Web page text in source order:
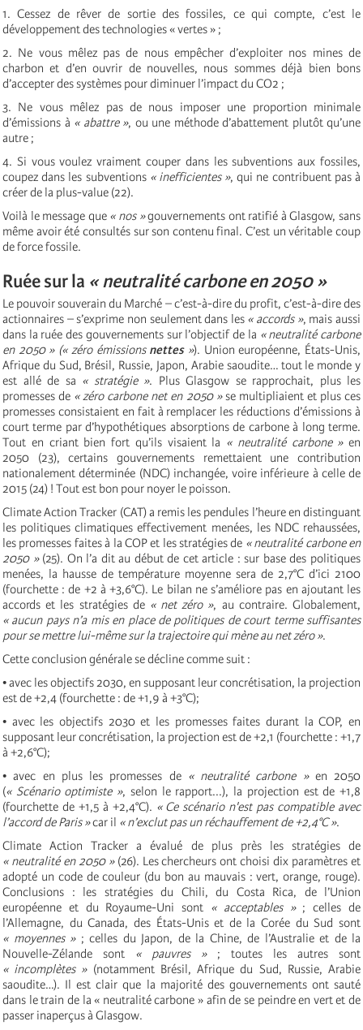
1. Cessez de rêver de sortie des fossiles, ce qui compte, c’est le
développement des technologies « vertes » ;
2. Ne vous mêlez pas de nous empêcher d’exploiter nos mines de
charbon et d’en ouvrir de nouvelles, nous sommes déjà bien bons
d’accepter des systèmes pour diminuer l’impact du CO2 ;
3. Ne vous mêlez pas de nous imposer une proportion minimale
d’émissions à « abattre », ou une méthode d’abattement plutôt qu’une
autre ;
4. Si vous voulez vraiment couper dans les subventions aux fossiles,
coupez dans les subventions« inefficientes », qui ne contribuent pas à
créer de la plus-value (22).
Voilà le message que « nos »gouvernements ont ratifié à Glasgow, sans
même avoir été consultés sur son contenu final. C’est un véritable coup
de force fossile.
Ruée sur la « neutralité carbone en 2050 »
Le pouvoir souverain du Marché – c’est-à-dire du profit, c’est-à-dire des
actionnaires – s’exprime non seulement dans les « accords », mais aussi
dans la ruée des gouvernements sur l’objectif de la « neutralité carbone
en 2050 » (« zéro émissions nettes »). Union européenne, États-Unis,
Afrique du Sud, Brésil, Russie, Japon, Arabie saoudite… tout le monde y
est allé de sa « stratégie ». Plus Glasgow se rapprochait, plus les
promesses de « zéro carbone net en 2050 »se multipliaient et plus ces
promesses consistaient en fait à remplacer les réductions d’émissions à
court terme par d’hypothétiques absorptions de carbone à long terme.
Tout en criant bien fort qu’ils visaient la « neutralité carbone »en
2050 (23), certains gouvernements remettaient une contribution
nationalement déterminée (NDC) inchangée, voire inférieure à celle de
2015 (24) ! Tout est bon pour noyer le poisson.
Climate Action Tracker (CAT) a remis les pendules l’heure en distinguant
les politiques climatiques effectivement menées, les NDC rehaussées,
les promesses faites à la COP et les stratégies de « neutralité carbone en
2050 » (25). On l’a dit au début de cet article : sur base des politiques
menées, la hausse de température moyenne sera de 2,7°C d’ici 2100
(fourchette : de +2 à +3,6°C). Le bilan ne s’améliore pas en ajoutant les
accords et les stratégies de « net zéro », au contraire. Globalement,
« aucun pays n’a mis en place de politiques de court terme suffisantes
pour se mettre lui-même sur la trajectoire qui mène au net zéro ».
Cette conclusion générale se décline comme suit :
• avec les objectifs 2030, en supposant leur concrétisation, la projection
est de +2,4 (fourchette : de +1,9 à +3°C);
• avec les objectifs 2030 et les promesses faites durant la COP, en
supposant leur concrétisation, la projection est de +2,1 (fourchette : +1,7
à +2,6°C);
• avec en plus les promesses de « neutralité carbone »en 2050
(« Scénario optimiste », selon le rapport...), la projection est de +1,8
(fourchette de +1,5 à +2,4°C). « Ce scénario n'est pas compatible avec
l’accord de Paris »car il « n’exclut pas un réchauffement de +2,4°C ».
Climate Action Tracker a évalué de plus près les stratégies de
« neutralité en 2050 » (26). Les chercheurs ont choisi dix paramètres et
adopté un code de couleur (du bon au mauvais : vert, orange, rouge).
Conclusions : les stratégies du Chili, du Costa Rica, de l’Union
européenne et du Royaume-Uni sont « acceptables » ; celles de
l’Allemagne, du Canada, des États-Unis et de la Corée du Sud sont
« moyennes »; celles du Japon, de la Chine, de l’Australie et de la
Nouvelle-Zélande sont « pauvres » ; toutes les autres sont
« incomplètes »(notamment Brésil, Afrique du Sud, Russie, Arabie
saoudite…). Il est clair que la majorité des gouvernements ont sauté
dans le train de la « neutralité carbone » afin de se peindre en vert et de
passer inaperçus à Glasgow.